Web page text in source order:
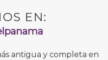
EN:
antigua y completa en